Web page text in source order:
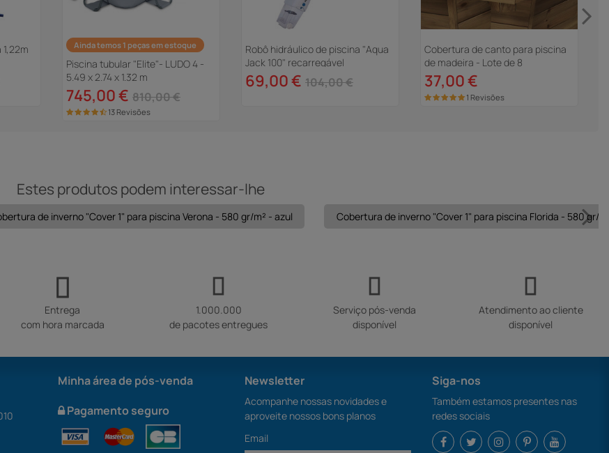
Ainda temos 1 peças em estoque
Piscina tubular "Elite"- LUDO 4 -
5.49 x 2.74 x 1.32 m
745,00 € 810,00 €
13 Revisões
Robô hidráulico de piscina "Aqua
Jack 100" recarregável
69,00 € 104,00 €
Cobertura de canto para piscina
de madeira - Lote de 8
37,00 €
1 Revisões
Estes produtos podem interessar-lhe
de inverno "Cover 1" para piscina Verona - 580 gr/m² - azul Cobertura de inverno "Cover 1" para piscina Florida - 580 gr/
Entrega
com hora marcada
1.000.000
de pacotes entregues
Serviço pós-venda
disponível
Atendimento ao cliente
disponível
Minha área de pós-venda
Pagamento seguro
Newsletter
Acompanhe nossas novidades e
aproveite nossos bons planos
Email
Siga-nos
Também estamos presentes nas
redes sociais